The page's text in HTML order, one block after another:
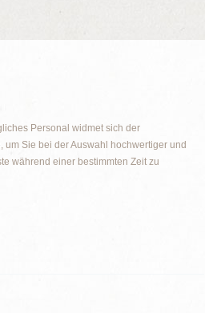
Personal widmet sich der
um Sie bei der Auswahl hochwertiger und
während einer bestimmten Zeit zu